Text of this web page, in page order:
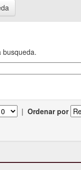
busqueda.
| Ordenar por